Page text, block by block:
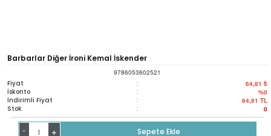
Barbarlar Diğer İroni Kemal İskender
9786053602521
Fiyat : 64,81 ₺
İskonto : %0
İndirimli Fiyat : 64,81 TL
Stok : 0
- + Sepete Ekle